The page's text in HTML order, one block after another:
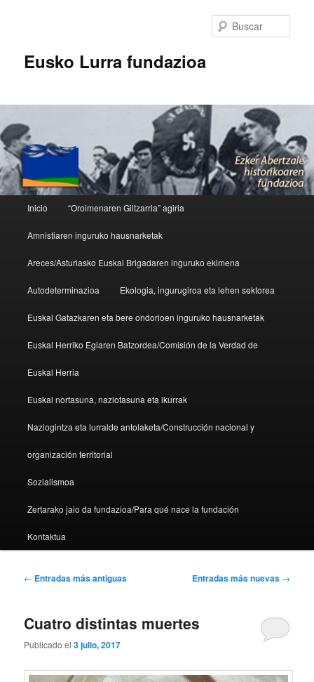
Eusko Lurra fundazioa
Ir al contenido principal
Ir al contenido secundario
Inicio “Oroimenaren Giltzarria” agiria
Amnistiaren inguruko hausnarketak
Areces/Asturiasko Euskal Brigadaren inguruko ekimena
Autodeterminazioa Ekologia, ingurugiroa eta lehen sektorea
Euskal Gatazkaren eta bere ondorioen inguruko hausnarketak
Euskal Herriko Egiaren Batzordea/Comisión de la Verdad de
Euskal Herria
Euskal nortasuna, naziotasuna eta ikurrak
Naziogintza eta lurralde antolaketa/Construcción nacional y
organización territorial
Sozialismoa
Zertarako jaio da fundazioa/Para qué nace la fundación
Kontaktua
Navegador de artículos
← Entradas más antiguas Entradas más nuevas →
Cuatro distintas muertes
Publicado el3 julio, 2017